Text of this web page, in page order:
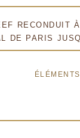
RECONDUIT
DE PARIS